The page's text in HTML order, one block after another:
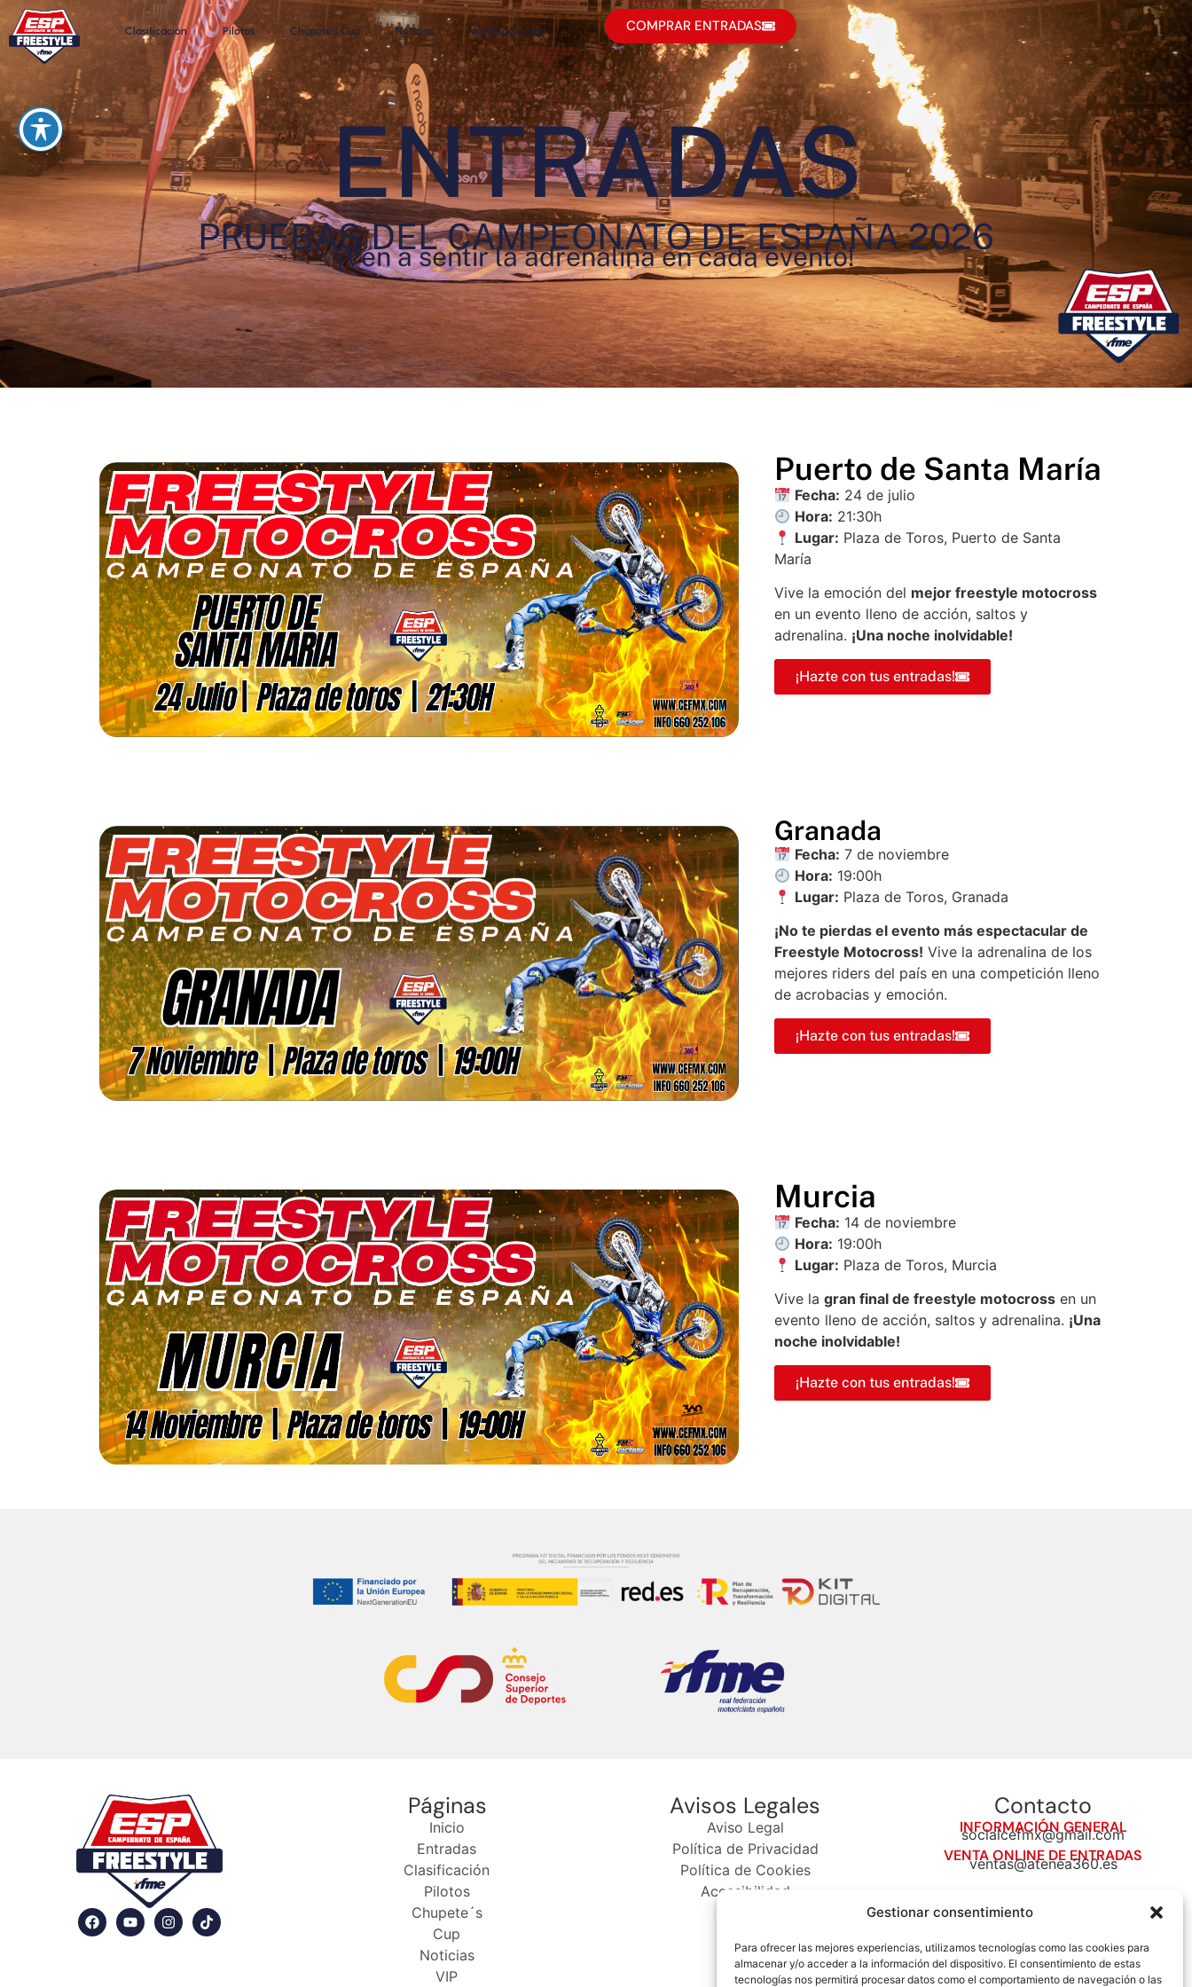
Gestionar consentimiento
Para ofrecer las mejores experiencias, utilizamos tecnologías como las cookies para
almacenar y/o acceder a la información del dispositivo. El consentimiento de estas
tecnologías nos permitirá procesar datos como el comportamiento de navegación o las
Clasificación Pilotos Chupete’s Cup Noticias Vip Experience COMPRAR ENTRADAS
ENTRADAS
PRUEBAS DEL CAMPEONATO DE ESPAÑA 2026
¡Ven a sentir la adrenalina en cada evento!
Puerto de Santa María
Fecha: 24 de julio
Hora: 21:30h
Lugar: Plaza de Toros, Puerto de Santa
María
Vive la emoción del mejor freestyle motocross
en un evento lleno de acción, saltos y
adrenalina. ¡Una noche inolvidable!
¡Hazte con tus entradas!
Granada
Fecha: 7 de noviembre
Hora: 19:00h
Lugar: Plaza de Toros, Granada
¡No te pierdas el evento más espectacular de
Freestyle Motocross! Vive la adrenalina de los
mejores riders del país en una competición lleno
de acrobacias y emoción.
¡Hazte con tus entradas!
Murcia
Fecha: 14 de noviembre
Hora: 19:00h
Lugar: Plaza de Toros, Murcia
Vive la gran final de freestyle motocross en un
evento lleno de acción, saltos y adrenalina. ¡Una
noche inolvidable!
¡Hazte con tus entradas!
Páginas
Inicio
Entradas
Clasificación
Pilotos
Chupete´s
Cup
Noticias
VIP
Avisos Legales
Aviso Legal
Política de Privacidad
Política de Cookies
Accesibilidad
Contacto
INFORMACIÓN GENERAL
socialcefmx@gmail.com
VENTA ONLINE DE ENTRADAS
ventas@atenea360.es